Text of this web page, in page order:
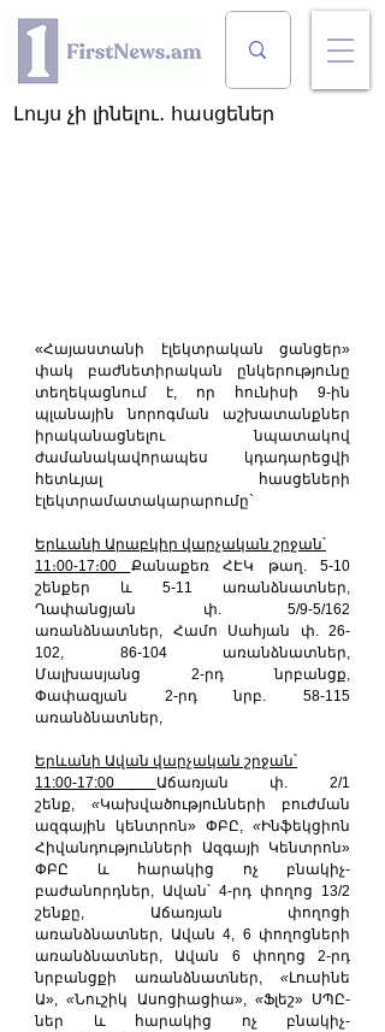
Լույս չի լինելու․ հասցեներ
«Հայաստանի էլեկտրական ցանցեր»
փակ բաժնետիրական ընկերությունը
տեղեկացնում է, որ հունիսի 9-ին
պլանային նորոգման աշխատանքներ
իրականացնելու նպատակով
ժամանակավորապես կդադարեցվի
հետևյալ հասցեների
էլեկտրամատակարարումը`
Երևանի Արաբկիր վարչական շրջան՝
11։00-17։00 Քանաքեռ ՀԷԿ թաղ. 5-10
շենքեր և 5-11 առանձնատներ,
Ղափանցյան փ. 5/9-5/162
առանձնատներ, Համո Սահյան փ. 26-
102, 86-104 առանձնատներ,
Մալխասյանց 2-րդ նրբանցք,
Փափազյան 2-րդ նրբ. 58-115
առանձնատներ,
Երևանի Ավան վարչական շրջան՝
11:00-17:00 Աճառյան փ. 2/1
շենք, «Կախվածությունների բուժման
ազգային կենտրոն» ՓԲԸ, «Ինֆեկցիոն
Հիվանդությունների Ազգայի Կենտրոն»
ՓԲԸ և հարակից ոչ բնակիչ-
բաժանորդներ, Ավան՝ 4-րդ փողոց 13/2
շենքը, Աճառյան փողոցի
առանձնատներ, Ավան 4, 6 փողոցների
առանձնատներ, Ավան 6 փողոց 2-րդ
նրբանցքի առանձնատներ, «Լուսինե
Ա», «Նուշիկ Ասոցիացիա», «Ֆլեշ» ՍՊԸ-
ներ և հարակից ոչ բնակիչ-